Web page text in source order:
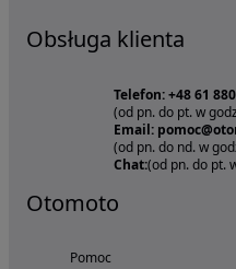
Obsługa klienta
Telefon: +48 61
(od pn. do pt. w
Email:
(od pn. do nd. w
Chat:(od pn. do pt.
Otomoto
Pomoc